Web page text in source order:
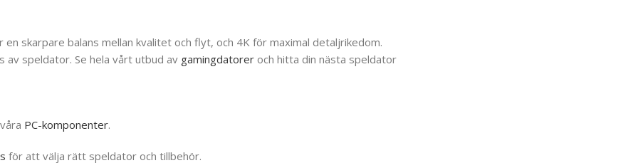
skarpare balans mellan kvalitet och flyt, och 4K för maximal detaljrikedom.
av speldator. Se hela vårt utbud av gamingdatorer och hitta din nästa speldator
PC-komponenter.
för att välja rätt speldator och tillbehör.